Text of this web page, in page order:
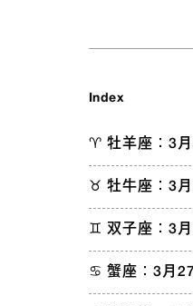
Index
♈︎ 牡羊座：3
♉︎ 牡牛座：3
♊︎ 双子座：3
♋︎ 蟹座：3月